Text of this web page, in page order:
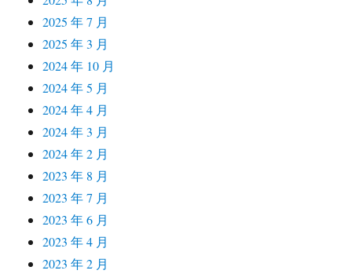
2025 年 7 月
2025 年 3 月
2024 年 10 月
2024 年 5 月
2024 年 4 月
2024 年 3 月
2024 年 2 月
2023 年 8 月
2023 年 7 月
2023 年 6 月
2023 年 4 月
2023 年 2 月